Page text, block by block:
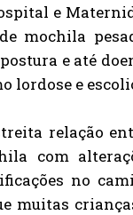
e
mochila
e até
lordose e
relação
com
no
muitas